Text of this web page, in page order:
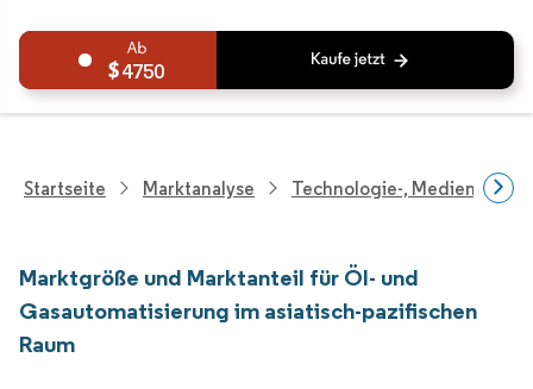
4750
Startseite Marktanalyse Technologie-, Medien- Und
Marktgröße und Marktanteil für Öl- und
Gasautomatisierung im asiatisch-pazifischen
Raum